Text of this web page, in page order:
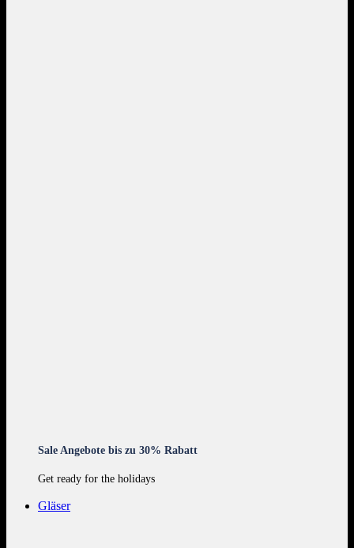
Sale Angebote bis zu 30% Rabatt
Get ready for the holidays
Gläser